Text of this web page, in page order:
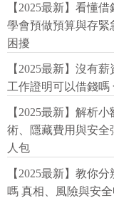
【2025最新】看懂
學會預做預算與存緊
困擾
【2025最新】沒有
工作證明可以借錢
【2025最新】解析
術、隱藏費用與安全
人包
【2025最新】教你
嗎 真相、風險與安